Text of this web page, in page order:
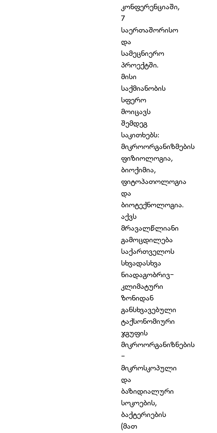
კონფერენციაში,
7
საერთაშორისო
და
სამეცნიერო
პროექტში.
მისი
საქმიანობის
სფერო
მოიცავს
შემდეგ
საკითხებს:
მიკროორგანიზმების
ფიზიოლოგია,
ბიოქიმია,
ფიტოპათოლოგია
და
ბიოტექნოლოგია.
აქვს
მრავალწლიანი
გამოცდილება
საქართველოს
სხვადასხვა
ნიადაგობრივ-
კლიმატური
ზონიდან
განსხვავებული
ტაქსონომიური
ჯგუფის
მიკროორგანიზნების
-
მიკროსკოპული
და
ბაზიდიალური
სოკოების,
ბაქტერიების
(მათ